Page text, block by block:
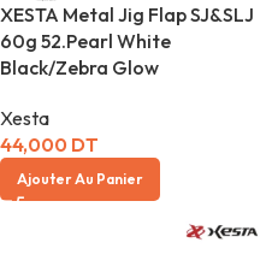
XESTA Metal Jig Flap SJ&SLJ
60g 52.Pearl White
Black/Zebra Glow
Xesta
44,000 DT
Ajouter Au Panier